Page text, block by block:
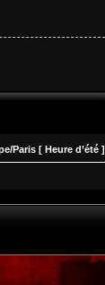
Paris [ Heure d’été ]